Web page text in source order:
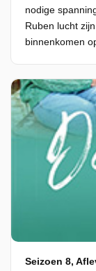
nodige
Ruben lucht
binnenkomen
Seizoen 8,